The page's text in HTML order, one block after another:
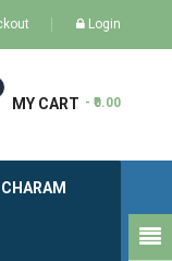
Login
MY CART - ₹0.00